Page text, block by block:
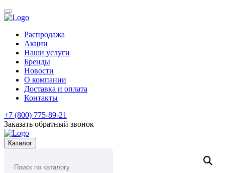
Распродажа
Акции
Наши услуги
Бренды
Новости
О компании
Доставка и оплата
Контакты
+7 (800) 775-89-21
Заказать обратный звонок
Каталог